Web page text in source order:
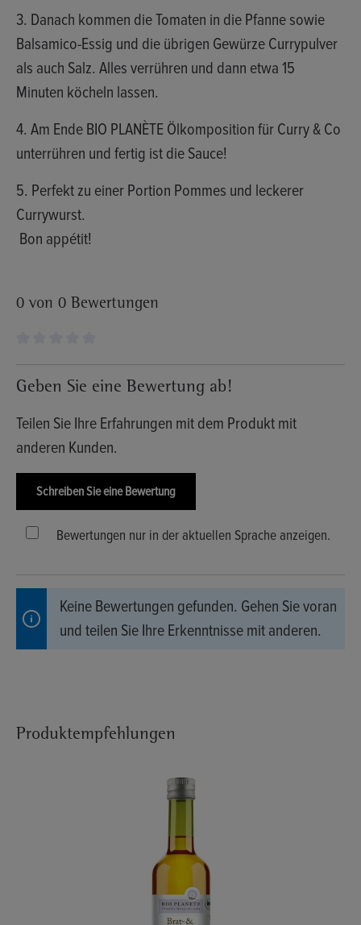
3. Danach kommen die Tomaten in die Pfanne sowie
Balsamico-Essig und die übrigen Gewürze Currypulver
als auch Salz. Alles verrühren und dann etwa 15
Minuten köcheln lassen.
4. Am Ende BIO PLANÈTE Ölkomposition für Curry & Co
unterrühren und fertig ist die Sauce!
5. Perfekt zu einer Portion Pommes und leckerer
Currywurst.
Bon appétit!
0 von 0 Bewertungen
Durchschnittliche Bewertung von 0 von 5 Sternen
Geben Sie eine Bewertung ab!
Teilen Sie Ihre Erfahrungen mit dem Produkt mit
anderen Kunden.
Schreiben Sie eine Bewertung
Bewertungen nur in der aktuellen Sprache anzeigen.
Keine Bewertungen gefunden. Gehen Sie voran
und teilen Sie Ihre Erkenntnisse mit anderen.
Produktempfehlungen